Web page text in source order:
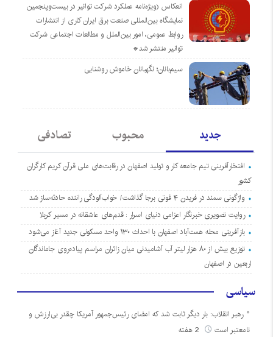
انعکاس (ویژه‌نامه عملکرد شرکت توانیر در بیست‌وپنجمین
نمایشگاه بین‌المللی صنعت برق ایران کاری از انتشارات
روابط عمومی، امور بین‌الملل و مطالعات اجتماعی شرکت
توانیر منتشر شد*
سیم‌بانان؛ نگهبانان خاموش روشنایی
جدید محبوب تصادفی
افتخارآفرینی تیم جامعه کار و تولید اصفهان در رقابت‌های ملی قرآن کریم کارگران
کشور
واژگونی سمند در فریدن ۴ فوتی برجا گذاشت/ خواب‌آلودگی راننده حادثه‌ساز شد
روایت تصویری خبرنگار اعزامی دنیای اسرار : قدم‌های عاشقانه در مسیر کربلا
بازآفرینی محله همت‌آباد اصفهان با احداث ۱۳۰ واحد مسکونی جدید آغاز می‌شود
توزیع بیش از ۸۰ هزار لیتر آب آشامیدنی میان زائران مراسم پیاده‌روی جاماندگان
اربعین در اصفهان
سیاسی
رهبر انقلاب: بار دیگر ثابت شد که امضای رئیس‌جمهور آمریکا چقدر بی‌ارزش و
نامعتبر است